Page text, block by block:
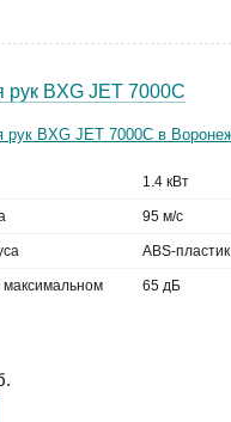
рук BXG JET 7000С
1.4 кВт
95 м/с
ABS-пластик
65 дБ